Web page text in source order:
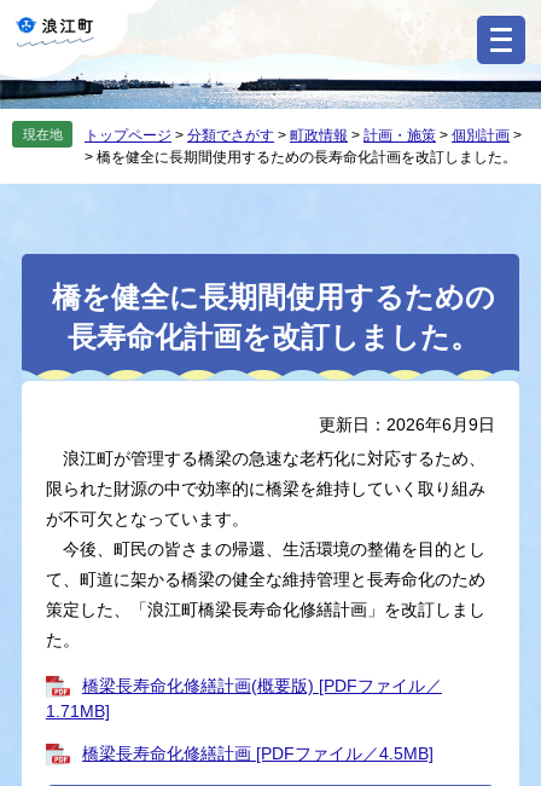
の
先
す
ー
を
し
現在地 トップページ > 分類でさがす > 町政情報 > 計画・施策 > 個別計画 >
> 橋を健全に長期間使用するための長寿命化計画を改訂しました。
本
橋を健全に長期間使用するための
長寿命化計画を改訂しました。
更新日：2026年6月9日
浪江町が管理する橋梁の急速な老朽化に対応するため、
限られた財源の中で効率的に橋梁を維持していく取り組み
が不可欠となっています。
今後、町民の皆さまの帰還、生活環境の整備を目的とし
て、町道に架かる橋梁の健全な維持管理と長寿命化のため
策定した、「浪江町橋梁長寿命化修繕計画」を改訂しまし
た。
橋梁長寿命化修繕計画(概要版) [PDFファイル／
1.71MB]
橋梁長寿命化修繕計画 [PDFファイル／4.5MB]